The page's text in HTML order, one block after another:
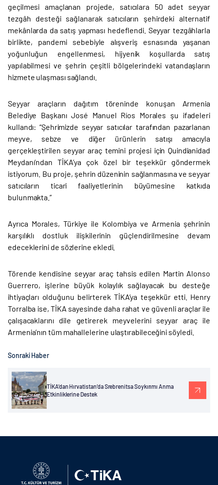
geçilmesi amaçlanan projede, satıcılara 50 adet seyyar
tezgâh desteği sağlanarak satıcıların şehirdeki alternatif
mekânlarda da satış yapması hedeflendi. Seyyar tezgâhlarla
birlikte, pandemi sebebiyle alışveriş esnasında yaşanan
yoğunluğun engellenmesi, hijyenik koşullarda satış
yapılabilmesi ve şehrin çeşitli bölgelerindeki vatandaşların
hizmete ulaşması sağlandı.
Seyyar araçların dağıtım töreninde konuşan Armenia
Belediye Başkanı José Manuel Ríos Morales şu ifadeleri
kullandı: “Şehrimizde seyyar satıcılar tarafından pazarlanan
meyve, sebze ve diğer ürünlerin satışı amacıyla
gerçekleştirilen seyyar araç temini projesi için Quindianidad
Meydanı’ndan TİKA’ya çok özel bir teşekkür göndermek
istiyorum. Bu proje, şehrin düzeninin sağlanmasına ve seyyar
satıcıların ticari faaliyetlerinin büyümesine katkıda
bulunmakta.”
Ayrıca Morales, Türkiye ile Kolombiya ve Armenia şehrinin
karşılıklı dostluk ilişkilerinin güçlendirilmesine devam
edeceklerini de sözlerine ekledi.
Törende kendisine seyyar araç tahsis edilen Martin Alonso
Guerrero, işlerine büyük kolaylık sağlayacak bu desteğe
ihtiyaçları olduğunu belirterek TİKA’ya teşekkür etti. Henry
Torralba ise, TİKA sayesinde daha rahat ve güvenli araçlar ile
çalışacaklarını dile getirerek meyvelerini seyyar araç ile
Armenia’nın tüm mahallelerine ulaştırabileceğini söyledi.
Sonraki Haber
TİKA’dan Hırvatistan’da Srebrenitsa Soykırımı Anma
Etkinliklerine Destek